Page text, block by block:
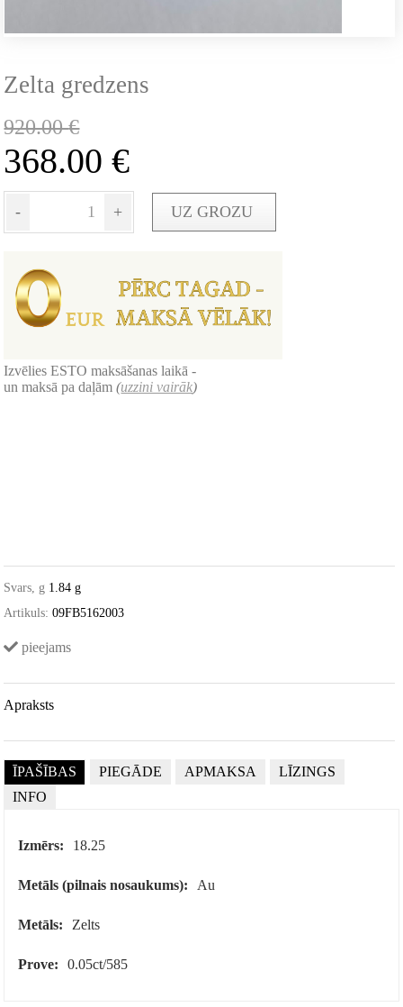
Zelta gredzens
920.00€
368.00€
- + UZ GROZU
Izvēlies ESTO maksāšanas laikā -
un maksā pa daļām(uzzini vairāk)
Svars, g 1.84 g
Artikuls: 09FB5162003
pieejams
Apraksts
ĪPAŠĪBAS PIEGĀDE APMAKSA
LĪZINGS
INFO
Izmērs: 18.25
Metāls (pilnais nosaukums): Au
Metāls: Zelts
Prove: 0.05ct/585